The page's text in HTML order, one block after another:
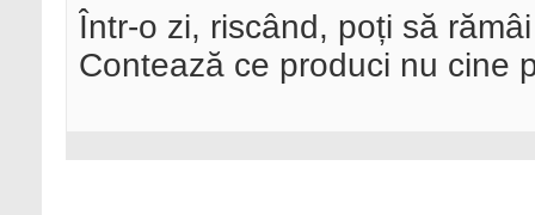
Într-o zi, riscând, poți să
Contează ce produci nu cine